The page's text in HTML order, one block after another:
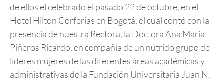
de ellos el celebrado el pasado 22 de octubre, en el
Hotel Hilton Corferias en Bogotá, el cual contó con la
presencia de nuestra Rectora, la Doctora Ana María
Piñeros Ricardo, en compañía de un nutrido grupo de
líderes mujeres de las diferentes áreas académicas y
administrativas de la Fundación Universitaria Juan N.